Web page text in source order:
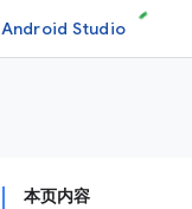
Android Studio
本页内容